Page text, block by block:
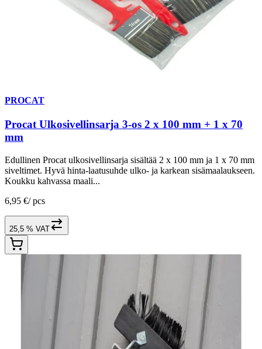
PROCAT
Procat Ulkosivellinsarja 3-os 2 x 100 mm + 1 x 70
mm
Edullinen Procat ulkosivellinsarja sisältää 2 x 100 mm ja 1 x 70 mm
siveltimet. Hyvä hinta-laatusuhde ulko- ja karkean sisämaalaukseen.
Koukku kahvassa maali...
6,95 €/ pcs
25,5 % VAT